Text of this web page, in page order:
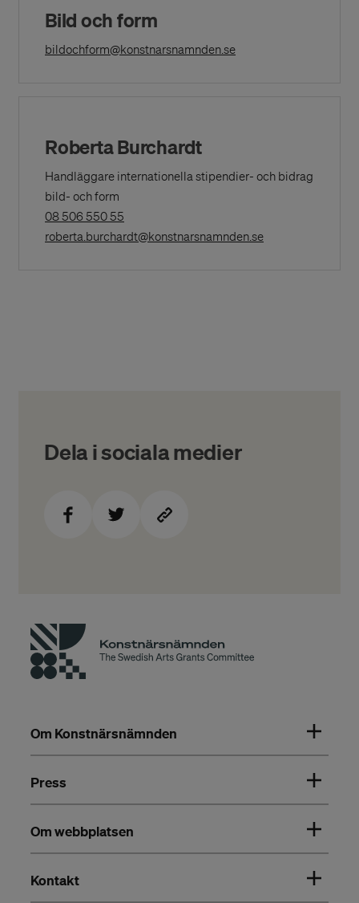
Bild och form
bildochform@konstnarsnamnden.se(Opens in a New
Roberta Burchardt
Handläggare internationella stipendier- och bidrag
bild- och form
08 506 550 55
in
roberta.burchardt@konstnarsnamnden.se(Opens in a New
Dela i sociala medier
Om Konstnärsnämnden
Press
Om webbplatsen
Kontakt